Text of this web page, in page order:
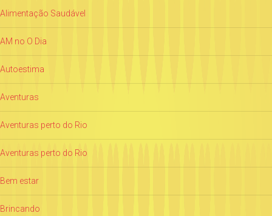
Alimentação Saudável
AM no O Dia
Autoestima
Aventuras
Aventuras perto do Rio
Aventuras perto do Rio
Bem estar
Brincando